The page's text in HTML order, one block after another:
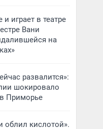
играет в театре
Вани
на
развалится»:
шокировало
Приморье
облил кислотой».